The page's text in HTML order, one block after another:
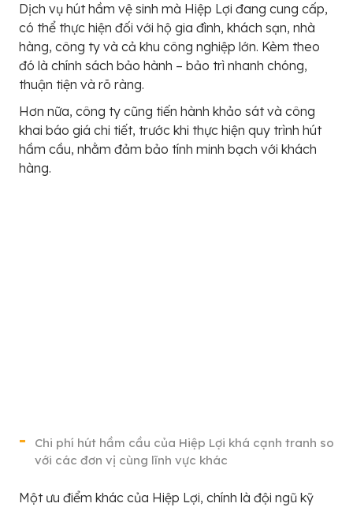
Dịch vụ hút hầm vệ sinh mà Hiệp Lợi đang cung cấp,
có thể thực hiện đối với hộ gia đình, khách sạn, nhà
hàng, công ty và cả khu công nghiệp lớn. Kèm theo
đó là chính sách bảo hành – bảo trì nhanh chóng,
thuận tiện và rõ ràng.
Hơn nữa, công ty cũng tiến hành khảo sát và công
khai báo giá chi tiết, trước khi thực hiện quy trình hút
hầm cầu, nhằm đảm bảo tính minh bạch với khách
hàng.
Chi phí hút hầm cầu của Hiệp Lợi khá cạnh tranh so
với các đơn vị cùng lĩnh vực khác
Một ưu điểm khác của Hiệp Lợi, chính là đội ngũ kỹ